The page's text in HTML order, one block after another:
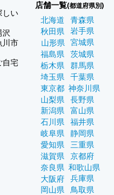
しい
沢
川市
自宅
店舗一覧(都道府県別)
北海道
秋田県
山形県
福島県
栃木県
埼玉県
東京都
山梨県
新潟県
石川県
岐阜県
愛知県
滋賀県
奈良県
岡山県
大阪府
岩手県
青森県
宮城県
茨城県
群馬県
千葉県
神奈川県
富山県
長野県
福井県
静岡県
三重県
京都府
兵庫県
和歌山県
鳥取県